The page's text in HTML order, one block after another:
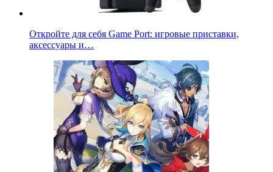
Откройте для себя Game Port: игровые приставки,
аксессуары и…